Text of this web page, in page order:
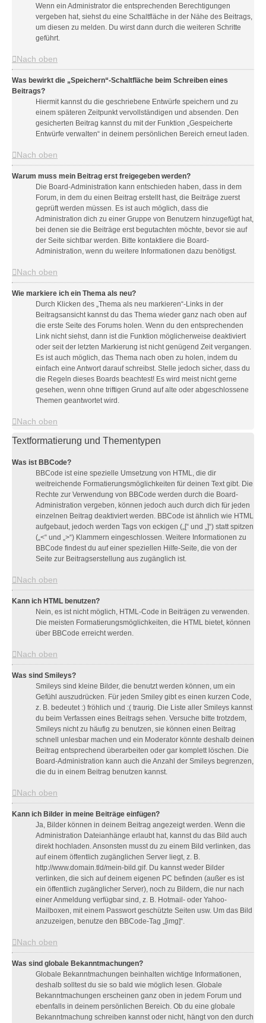
Wenn ein Administrator die entsprechenden Berechtigungen
vergeben hat, siehst du eine Schaltfläche in der Nähe des Beitrags,
um diesen zu melden. Du wirst dann durch die weiteren Schritte
geführt.
Nach oben
Was bewirkt die „Speichern“-Schaltfläche beim Schreiben eines
Beitrags?
Hiermit kannst du die geschriebene Entwürfe speichern und zu
einem späteren Zeitpunkt vervollständigen und absenden. Den
gesicherten Beitrag kannst du mit der Funktion „Gespeicherte
Entwürfe verwalten“ in deinem persönlichen Bereich erneut laden.
Nach oben
Warum muss mein Beitrag erst freigegeben werden?
Die Board-Administration kann entschieden haben, dass in dem
Forum, in dem du einen Beitrag erstellt hast, die Beiträge zuerst
geprüft werden müssen. Es ist auch möglich, dass die
Administration dich zu einer Gruppe von Benutzern hinzugefügt hat,
bei denen sie die Beiträge erst begutachten möchte, bevor sie auf
der Seite sichtbar werden. Bitte kontaktiere die Board-
Administration, wenn du weitere Informationen dazu benötigst.
Nach oben
Wie markiere ich ein Thema als neu?
Durch Klicken des „Thema als neu markieren“-Links in der
Beitragsansicht kannst du das Thema wieder ganz nach oben auf
die erste Seite des Forums holen. Wenn du den entsprechenden
Link nicht siehst, dann ist die Funktion möglicherweise deaktiviert
oder seit der letzten Markierung ist nicht genügend Zeit vergangen.
Es ist auch möglich, das Thema nach oben zu holen, indem du
einfach eine Antwort darauf schreibst. Stelle jedoch sicher, dass du
die Regeln dieses Boards beachtest! Es wird meist nicht gerne
gesehen, wenn ohne triftigen Grund auf alte oder abgeschlossene
Themen geantwortet wird.
Nach oben
Textformatierung und Thementypen
Was ist BBCode?
BBCode ist eine spezielle Umsetzung von HTML, die dir
weitreichende Formatierungsmöglichkeiten für deinen Text gibt. Die
Rechte zur Verwendung von BBCode werden durch die Board-
Administration vergeben, können jedoch auch durch dich für jeden
einzelnen Beitrag deaktiviert werden. BBCode ist ähnlich wie HTML
aufgebaut, jedoch werden Tags von eckigen („[“ und „]“) statt spitzen
(„<“ und „>“) Klammern eingeschlossen. Weitere Informationen zu
BBCode findest du auf einer speziellen Hilfe-Seite, die von der
Seite zur Beitragserstellung aus zugänglich ist.
Nach oben
Kann ich HTML benutzen?
Nein, es ist nicht möglich, HTML-Code in Beiträgen zu verwenden.
Die meisten Formatierungsmöglichkeiten, die HTML bietet, können
über BBCode erreicht werden.
Nach oben
Was sind Smileys?
Smileys sind kleine Bilder, die benutzt werden können, um ein
Gefühl auszudrücken. Für jeden Smiley gibt es einen kurzen Code,
z. B. bedeutet :) fröhlich und :( traurig. Die Liste aller Smileys kannst
du beim Verfassen eines Beitrags sehen. Versuche bitte trotzdem,
Smileys nicht zu häufig zu benutzen, sie können einen Beitrag
schnell unlesbar machen und ein Moderator könnte deshalb deinen
Beitrag entsprechend überarbeiten oder gar komplett löschen. Die
Board-Administration kann auch die Anzahl der Smileys begrenzen,
die du in einem Beitrag benutzen kannst.
Nach oben
Kann ich Bilder in meine Beiträge einfügen?
Ja, Bilder können in deinem Beitrag angezeigt werden. Wenn die
Administration Dateianhänge erlaubt hat, kannst du das Bild auch
direkt hochladen. Ansonsten musst du zu einem Bild verlinken, das
auf einem öffentlich zugänglichen Server liegt, z. B.
http://www.domain.tld/mein-bild.gif. Du kannst weder Bilder
verlinken, die sich auf deinem eigenen PC befinden (außer es ist
ein öffentlich zugänglicher Server), noch zu Bildern, die nur nach
einer Anmeldung verfügbar sind, z. B. Hotmail- oder Yahoo-
Mailboxen, mit einem Passwort geschützte Seiten usw. Um das Bild
anzuzeigen, benutze den BBCode-Tag „[img]“.
Nach oben
Was sind globale Bekanntmachungen?
Globale Bekanntmachungen beinhalten wichtige Informationen,
deshalb solltest du sie so bald wie möglich lesen. Globale
Bekanntmachungen erscheinen ganz oben in jedem Forum und
ebenfalls in deinem persönlichen Bereich. Ob du eine globale
Bekanntmachung schreiben kannst oder nicht, hängt von den durch